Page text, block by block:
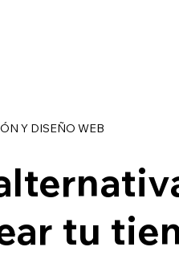
Y DISEÑO WEB
tu